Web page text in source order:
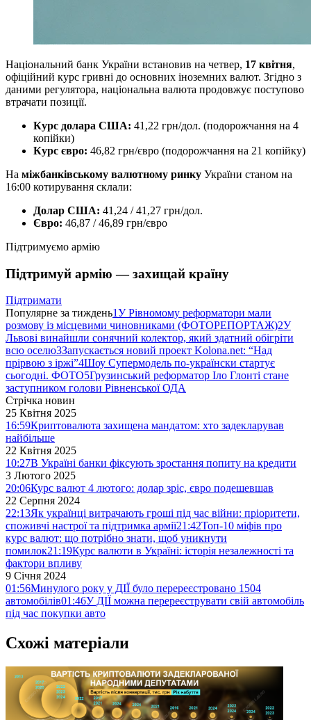
Національний банк України встановив на четвер, 17 квітня,
офіційний курс гривні до основних іноземних валют. Згідно з
даними регулятора, національна валюта продовжує поступово
втрачати позиції.
Курс долара США: 41,22 грн/дол. (подорожчання на 4
копійки)
Курс євро: 46,82 грн/євро (подорожчання на 21 копійку)
На міжбанківському валютному ринку України станом на
16:00 котирування склали:
Долар США: 41,24 / 41,27 грн/дол.
Євро: 46,87 / 46,89 грн/євро
Підтримуємо армію
Підтримуй армію — захищай країну
Підтримати
Популярне за тиждень1У Рівномому реформатори мали
розмову із місцевими чиновниками (ФОТОРЕПОРТАЖ)2У
Львові винайшли сонячний колектор, який здатний обігріти
всю оселю3Запускається новий проект Kolona.net: “Над
прірвою з іржі”4Шоу Супермодель по-українски стартує
сьогодні. ФОТО5Грузинський реформатор Іло Глонті стане
заступником голови Рівненської ОДА
Стрічка новин
25 Квітня 2025
16:59Криптовалюта захищена мандатом: хто задекларував
найбільше
22 Квітня 2025
10:27В Україні банки фіксують зростання попиту на кредити
3 Лютого 2025
20:06Курс валют 4 лютого: долар зріс, євро подешевшав
22 Серпня 2024
22:13Як українці витрачають гроші під час війни: пріоритети,
споживчі настрої та підтримка армії21:42Топ-10 міфів про
курс валют: що потрібно знати, щоб уникнути
помилок21:19Курс валюти в Україні: історія незалежності та
фактори впливу
9 Січня 2024
01:56Минулого року у ДІЇ було перереєстровано 1504
автомобілів01:46У ДІЇ можна перереєструвати свій автомобіль
під час покупки авто
Схожі матеріали